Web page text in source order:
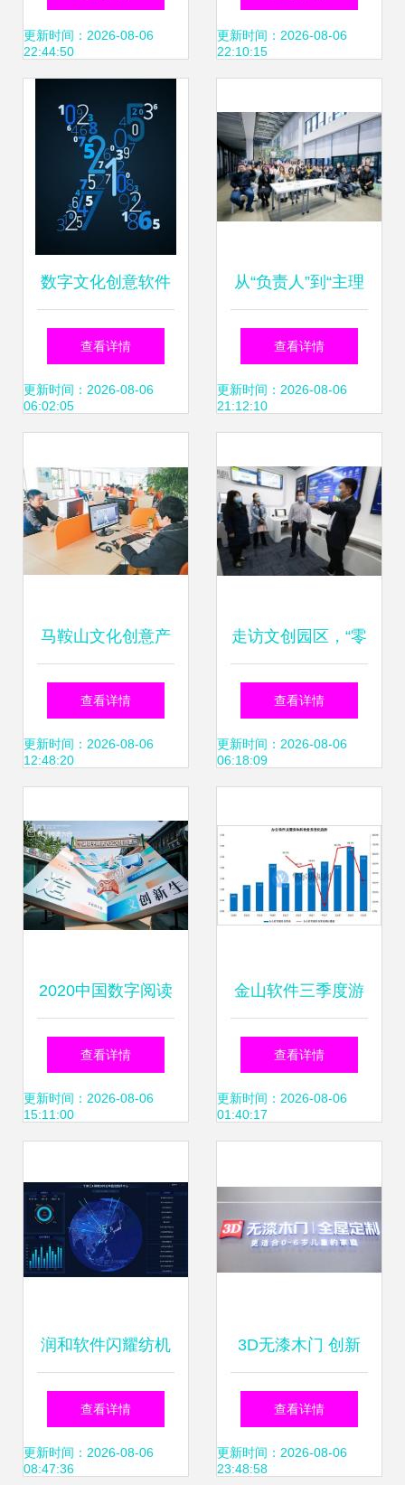
科技公司聚焦文创
更新时间：2026-08-06
22:44:50
航者与创新引擎
更新时间：2026-08-06
22:10:15
数字文化创意软件
开发 用数字与字母
拼出艺术之美
查看详情
更新时间：2026-08-06
06:02:05
从“负责人”到“主理
人” 两字之差看欧
亚数字文创软件教
查看详情
更新时间：2026-08-06
21:12:10
马鞍山文化创意产
业 数字软件驱动，
缔造新型“无烟工
查看详情
更新时间：2026-08-06
12:48:20
走访文创园区，“零
距离”助力文创企业
复工复产——数字
的破局之路
查看详情
更新时间：2026-08-06
06:18:09
2020中国数字阅读
报告解读 80后追逐
时尚，95后偏爱漫
开发迎来新机遇
查看详情
更新时间：2026-08-06
15:11:00
金山软件三季度游
戏业务承压 用户付
费下滑致亏损近六
意软件成新看点
查看详情
更新时间：2026-08-06
01:40:17
润和软件闪耀纺机
展 以数字文创软件
技术，驱动纺织行
查看详情
更新时间：2026-08-06
08:47:36
3D无漆木门 创新
技术与绿色生活的
完美融合
查看详情
更新时间：2026-08-06
23:48:58